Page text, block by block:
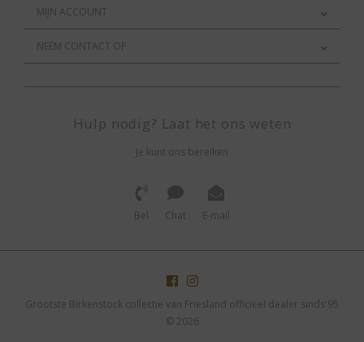
MIJN ACCOUNT
NEEM CONTACT OP
Hulp nodig? Laat het ons weten
Je kunt ons bereiken
Bel Chat E-mail
Grootste Birkenstock collectie van Friesland officieel dealer sinds'95
© 2026